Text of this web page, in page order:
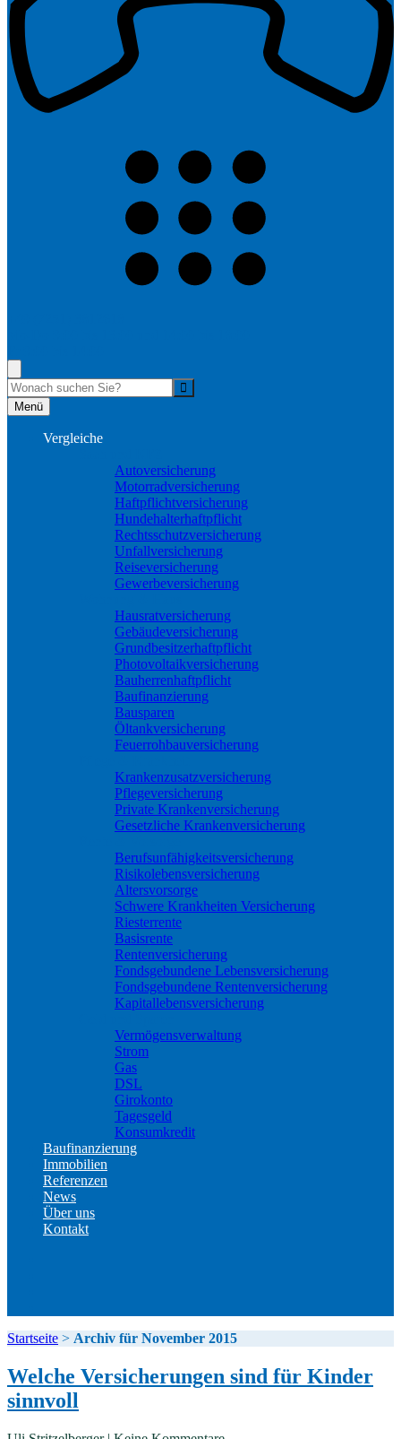
Menü
Vergleiche
Autoversicherung
Motorradversicherung
Haftpflichtversicherung
Hundehalterhaftpflicht
Rechtsschutzversicherung
Unfallversicherung
Reiseversicherung
Gewerbeversicherung
Hausratversicherung
Gebäudeversicherung
Grundbesitzerhaftpflicht
Photovoltaikversicherung
Bauherrenhaftpflicht
Baufinanzierung
Bausparen
Öltankversicherung
Feuerrohbauversicherung
Krankenzusatzversicherung
Pflegeversicherung
Private Krankenversicherung
Gesetzliche Krankenversicherung
Berufs­unfähigkeitsversicherung
Risikolebensversicherung
Altersvorsorge
Schwere Krankheiten Versicherung
Riesterrente
Basisrente
Rentenversicherung
Fondsgebundene Lebensversicherung
Fondsgebundene Rentenversicherung
Kapitallebensversicherung
Vermögensverwaltung
Strom
Gas
DSL
Girokonto
Tagesgeld
Konsumkredit
Baufinanzierung
Immobilien
Referenzen
News
Über uns
Kontakt
Startseite > Archiv für November 2015
Welche Versicherungen sind für Kinder
sinnvoll